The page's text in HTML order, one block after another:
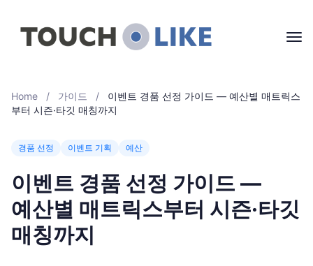
Home / 가이드 /
이벤트 경품 선정 가이드 — 예산별 매트릭스
부터 시즌·타깃 매칭까지
경품 선정 이벤트 기획 예산
이벤트 경품 선정 가이드 —
예산별 매트릭스부터 시즌·타깃
매칭까지